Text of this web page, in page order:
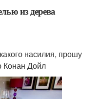
из дерева
насилия, прошу
Конан Дойл